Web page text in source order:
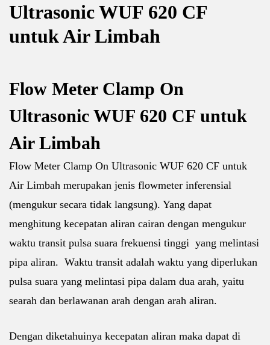
Ultrasonic WUF 620 CF
untuk Air Limbah
Flow Meter Clamp On
Ultrasonic WUF 620 CF untuk
Air Limbah
Flow Meter Clamp On Ultrasonic WUF 620 CF untuk
Air Limbah merupakan jenis flowmeter inferensial
(mengukur secara tidak langsung). Yang dapat
menghitung kecepatan aliran cairan dengan mengukur
waktu transit pulsa suara frekuensi tinggi yang melintasi
pipa aliran. Waktu transit adalah waktu yang diperlukan
pulsa suara yang melintasi pipa dalam dua arah, yaitu
searah dan berlawanan arah dengan arah aliran.
Dengan diketahuinya kecepatan aliran maka dapat di